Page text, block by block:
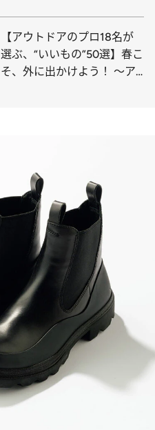
用の新モデルも初登場！
【アウトドアのプロ18名が
選ぶ、“いいもの”50選】春こ
そ、外に出かけよう！ ～ア